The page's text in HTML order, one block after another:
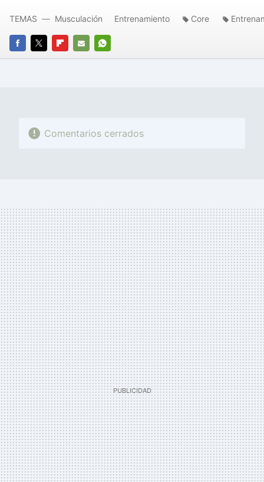
FACEBOOK
TWITTERFLIPBOARD
E-
WHATSAPP
TEMAS Musculación Entrenamiento Core
Comentarios cerrados